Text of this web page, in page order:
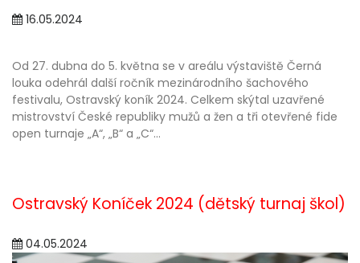
16.05.2024
Od 27. dubna do 5. května se v areálu výstaviště Černá
louka odehrál další ročník mezinárodního šachového
festivalu, Ostravský koník 2024. Celkem skýtal uzavřené
mistrovství České republiky mužů a žen a tři otevřené fide
open turnaje „A“, „B“ a „C“...
Ostravský Koníček 2024 (dětský turnaj škol)
04.05.2024